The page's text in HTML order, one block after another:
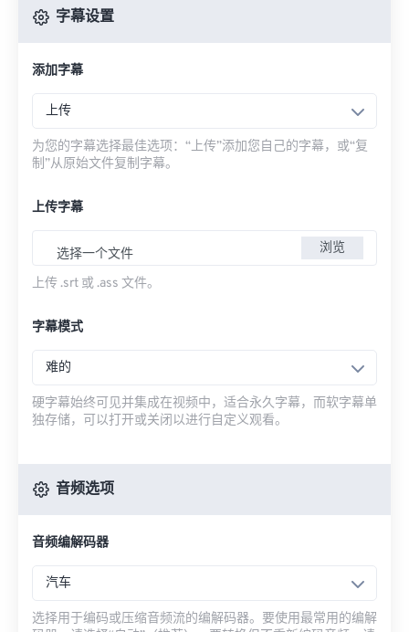
字幕设置
添加字幕
上传
为您的字幕选择最佳选项：“上传”添加您自己的字幕，或“复
制”从原始文件复制字幕。
上传字幕
选择一个文件 浏览
上传 .srt 或 .ass 文件。
字幕模式
难的
硬字幕始终可见并集成在视频中，适合永久字幕，而软字幕单
独存储，可以打开或关闭以进行自定义观看。
音频选项
音频编解码器
汽车
选择用于编码或压缩音频流的编解码器。要使用最常用的编解